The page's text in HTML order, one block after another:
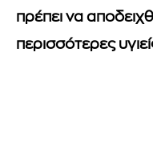
πρέπει να
περισσότερες